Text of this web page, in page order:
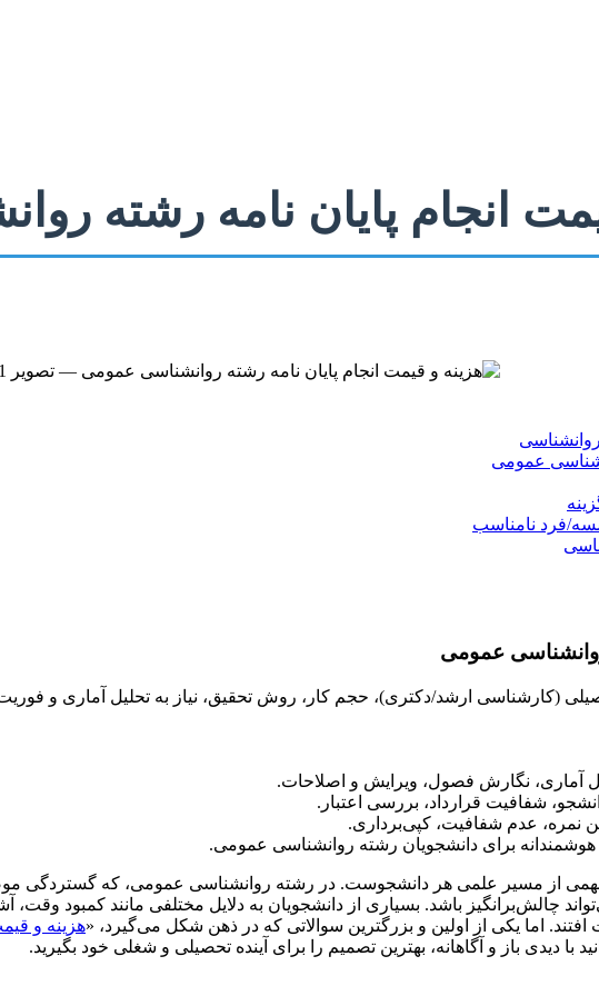
انجام پایان نامه رشته
روانشناسی
عمومی
فرد نامناسب
روانشناسی عمومی
(کارشناسی ارشد/دکتری)، حجم کار، روش تحقیق، نیاز به تحلیل آماری و
آماری، نگارش فصول، ویرایش و اصلاحات.
شفافیت قرارداد، بررسی اعتبار.
نمره، عدم شفافیت، کپی‌برداری.
هوشمندانه برای دانشجویان رشته روانشناسی عمومی.
از مسیر علمی هر دانشجوست. در رشته روانشناسی عمومی، که گستردگی
چالش‌برانگیز باشد. بسیاری از دانشجویان به دلایل مختلفی مانند کمبود وقت،
اما یکی از اولین و بزرگترین سوالاتی که در ذهن شکل می‌گیرد، «هزینه و
با دیدی باز و آگاهانه، بهترین تصمیم را برای آینده تحصیلی و شغلی خود بگیرید.